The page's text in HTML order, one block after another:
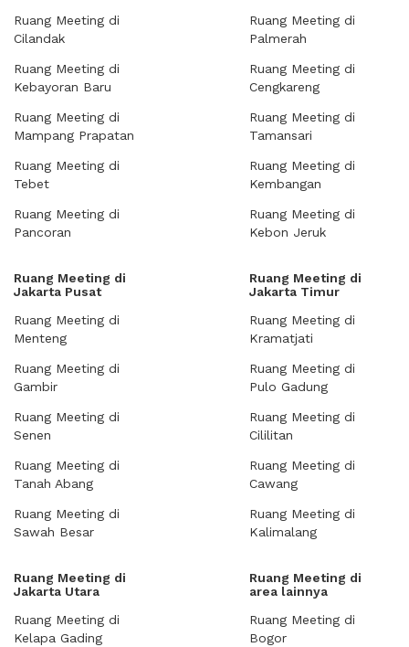
Ruang Meeting di
Cilandak
Ruang Meeting di
Kebayoran Baru
Ruang Meeting di
Mampang Prapatan
Ruang Meeting di
Tebet
Ruang Meeting di
Pancoran
Ruang Meeting di
Palmerah
Ruang Meeting di
Cengkareng
Ruang Meeting di
Tamansari
Ruang Meeting di
Kembangan
Ruang Meeting di
Kebon Jeruk
Ruang Meeting di
Jakarta Pusat
Ruang Meeting di
Menteng
Ruang Meeting di
Gambir
Ruang Meeting di
Senen
Ruang Meeting di
Tanah Abang
Ruang Meeting di
Sawah Besar
Ruang Meeting di
Jakarta Timur
Ruang Meeting di
Kramatjati
Ruang Meeting di
Pulo Gadung
Ruang Meeting di
Cililitan
Ruang Meeting di
Cawang
Ruang Meeting di
Kalimalang
Ruang Meeting di
Jakarta Utara
Ruang Meeting di
Kelapa Gading
Ruang Meeting di
area lainnya
Ruang Meeting di
Bogor